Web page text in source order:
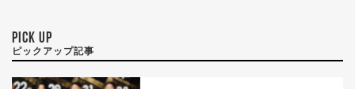
PICK UP
ピックアップ記事